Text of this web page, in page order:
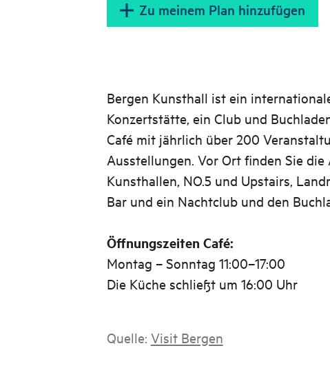
Zu meinem Plan hinzufügen
Bergen Kunsthall ist ein
Konzertstätte, ein Club und
Café mit jährlich über 200
Ausstellungen. Vor Ort finden Sie
Kunsthallen, NO.5 und Upstairs,
Bar und ein Nachtclub und den
Öffnungszeiten Café:
Montag – Sonntag 11:00–17:00
Die Küche schließt um 16:00 Uhr
Quelle: Visit Bergen